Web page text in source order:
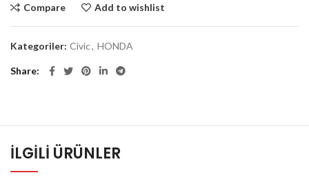
Compare Add to wishlist
Kategoriler: Civic, HONDA
Share
İLGILI ÜRÜNLER